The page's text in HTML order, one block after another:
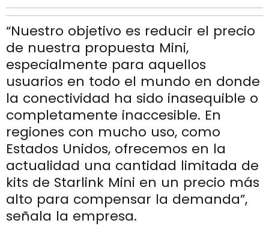
“Nuestro objetivo es reducir el precio
de nuestra propuesta Mini,
especialmente para aquellos
usuarios en todo el mundo en donde
la conectividad ha sido inasequible o
completamente inaccesible. En
regiones con mucho uso, como
Estados Unidos, ofrecemos en la
actualidad una cantidad limitada de
kits de Starlink Mini en un precio más
alto para compensar la demanda”,
señala la empresa.